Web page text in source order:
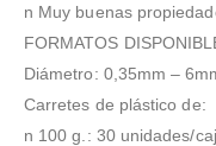
n Muy buenas
FORMATOS
Diámetro: 0,35mm –
Carretes de plástico de:
n 100 g.: 30 unidades/